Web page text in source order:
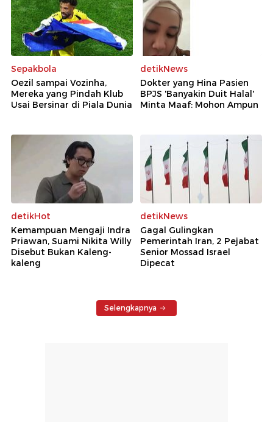
Sepakbola
Oezil sampai Vozinha,
Mereka yang Pindah Klub
Usai Bersinar di Piala Dunia
detikNews
Dokter yang Hina Pasien
BPJS 'Banyakin Duit Halal'
Minta Maaf: Mohon Ampun
detikHot
Kemampuan Mengaji Indra
Priawan, Suami Nikita Willy
Disebut Bukan Kaleng-
kaleng
detikNews
Gagal Gulingkan
Pemerintah Iran, 2 Pejabat
Senior Mossad Israel
Dipecat
Selengkapnya